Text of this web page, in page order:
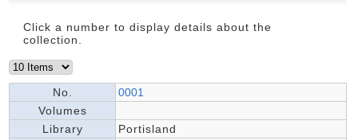
Click a number to display details about the
collection.
No.
0001
Volumes
Library
Portisland